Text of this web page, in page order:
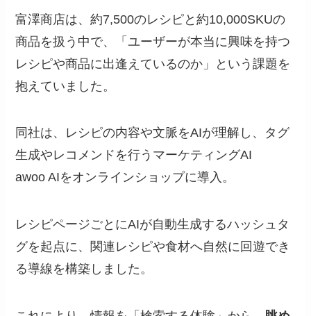
富澤商店は、約7,500のレシピと約10,000SKUの
商品を扱う中で、「ユーザーが本当に興味を持つ
レシピや商品に出逢えているのか」という課題を
抱えていました。
同社は、レシピの内容や文脈をAIが理解し、タグ
生成やレコメンドを行うマーケティングAI
awoo AIをオンラインショップに導入。
レシピページごとにAIが自動生成するハッシュタ
グを起点に、関連レシピや食材へ自然に回遊でき
る導線を構築しました。